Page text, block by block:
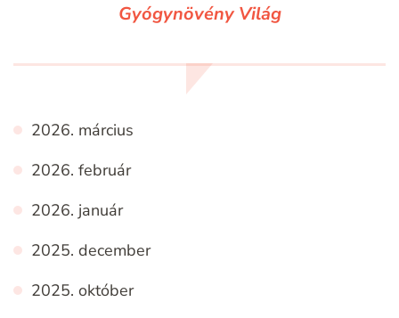
Gyógynövény Világ
2026. március
2026. február
2026. január
2025. december
2025. október